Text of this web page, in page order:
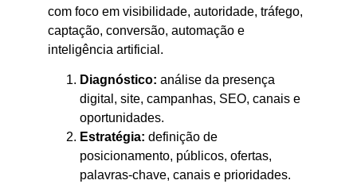
com foco em visibilidade, autoridade, tráfego,
captação, conversão, automação e
inteligência artificial.
Diagnóstico: análise da presença
digital, site, campanhas, SEO, canais e
oportunidades.
Estratégia: definição de
posicionamento, públicos, ofertas,
palavras-chave, canais e prioridades.